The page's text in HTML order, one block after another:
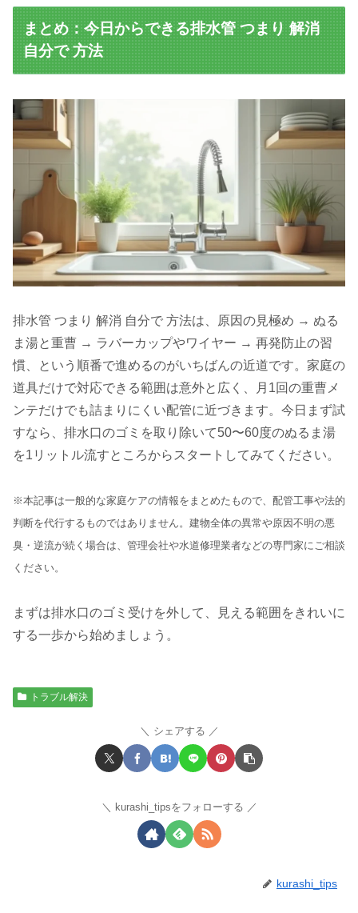
まとめ：今日からできる排水管 つまり 解消
自分で 方法
排水管 つまり 解消 自分で 方法は、原因の見極め → ぬる
ま湯と重曹 → ラバーカップやワイヤー → 再発防止の習
慣、という順番で進めるのがいちばんの近道です。家庭の
道具だけで対応できる範囲は意外と広く、月1回の重曹メ
ンテだけでも詰まりにくい配管に近づきます。今日まず試
すなら、排水口のゴミを取り除いて50〜60度のぬるま湯
を1リットル流すところからスタートしてみてください。
※本記事は一般的な家庭ケアの情報をまとめたもので、配管工事や法的
判断を代行するものではありません。建物全体の異常や原因不明の悪
臭・逆流が続く場合は、管理会社や水道修理業者などの専門家にご相談
ください。
まずは排水口のゴミ受けを外して、見える範囲をきれいに
する一歩から始めましょう。
トラブル解決
シェアする
kurashi_tipsをフォローする
kurashi_tips